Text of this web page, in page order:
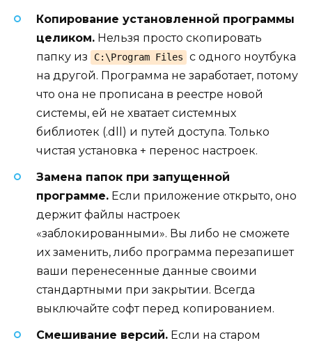
Копирование установленной программы
целиком. Нельзя просто скопировать
папку из
C:\Program Files
с одного ноутбука
на другой. Программа не заработает, потому
что она не прописана в реестре новой
системы, ей не хватает системных
библиотек (.dll) и путей доступа. Только
чистая установка + перенос настроек.
Замена папок при запущенной
программе. Если приложение открыто, оно
держит файлы настроек
«заблокированными». Вы либо не сможете
их заменить, либо программа перезапишет
ваши перенесенные данные своими
стандартными при закрытии. Всегда
выключайте софт перед копированием.
Смешивание версий. Если на старом